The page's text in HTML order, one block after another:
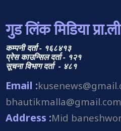
गुड लिंक मिडिया
कम्पनी दर्ता - १६८४१३
प्रेस काउन्सिल दर्ता - १२१
सूचना विभाग दर्ता - ४८१
Email :
bhautikmalla@gmail.com
Address :Mid